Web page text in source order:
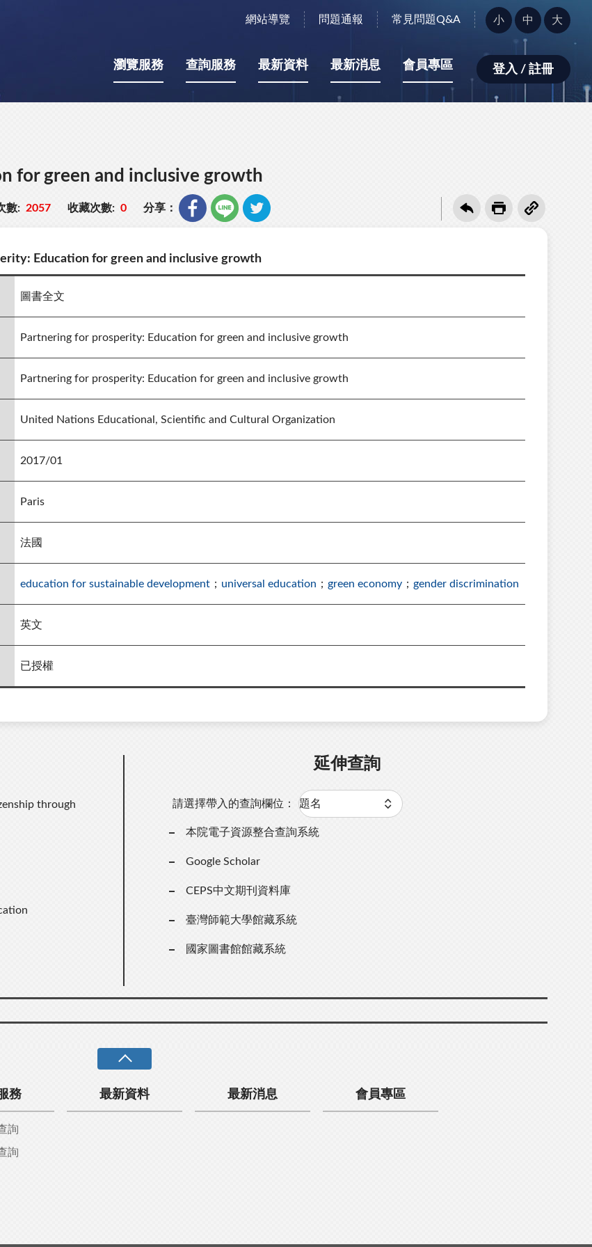
網站導覽 問題通報 常見問題Q&A
字
型
小：
小 中 大
瀏覽服務 查詢服務 最新資料 最新消息 會員專區 登入 / 註冊
for green and inclusive growth
數: 2057 收藏次數: 0 分享：
Education for green and inclusive growth
圖書全文
Partnering for prosperity: Education for green and inclusive growth
Partnering for prosperity: Education for green and inclusive growth
United Nations Educational, Scientific and Cultural Organization
2017/01
Paris
法國
education for sustainable development ； universal education ； green economy ； gender discrimination
英文
已授權
through
延伸查詢
請選擇帶入的查詢欄位：
本院電子資源整合查詢系統
Google Scholar
CEPS中文期刊資料庫
臺灣師範大學館藏系統
國家圖書館館藏系統
務
詢
詢
最新資料 最新消息 會員專區